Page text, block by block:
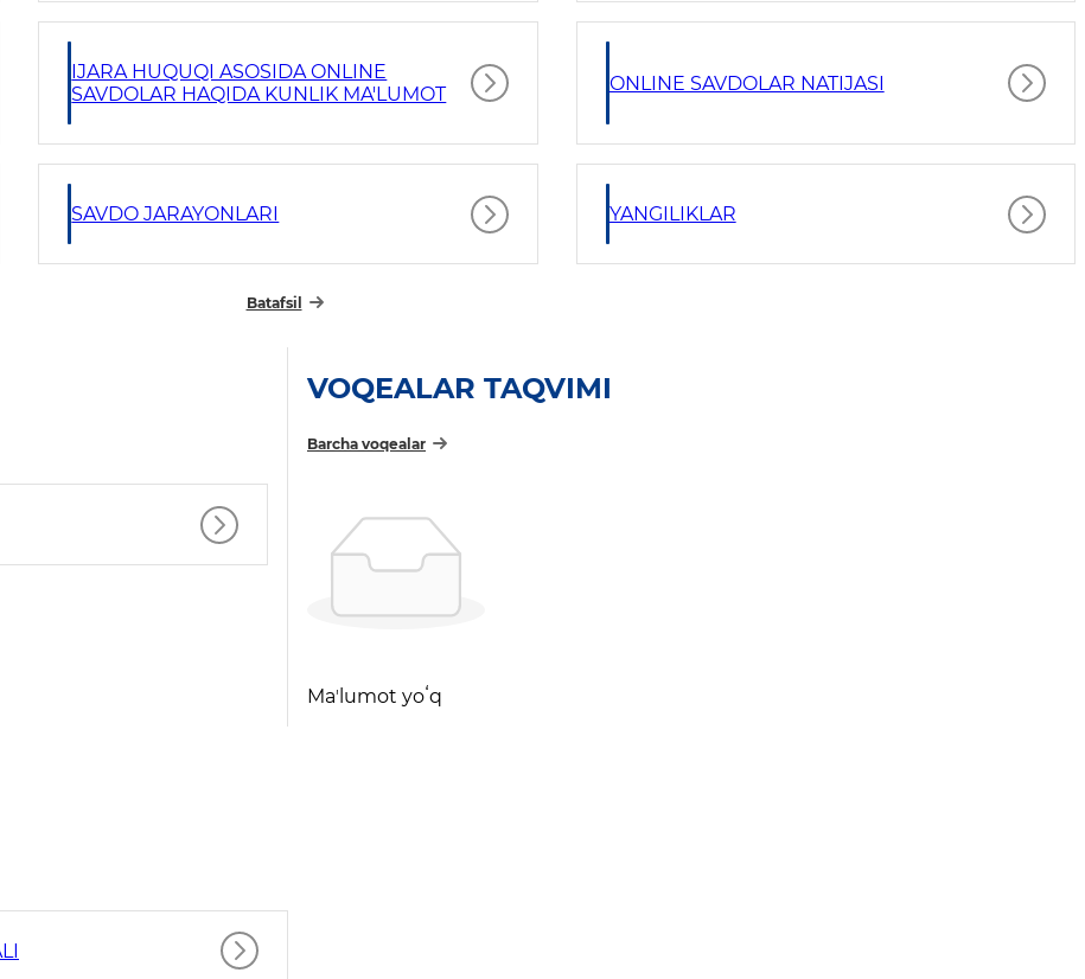
IJARA HUQUQI ASOSIDA ONLINE
SAVDOLAR HAQIDA KUNLIK MA'LUMOT
ONLINE SAVDOLAR NATIJASI
SAVDO JARAYONLARI YANGILIKLAR
Batafsil
VOQEALAR TAQVIMI
Barcha voqealar
Maʼlumot yoʻq